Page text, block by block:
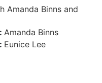
Amanda Binns and
Amanda Binns
Eunice Lee